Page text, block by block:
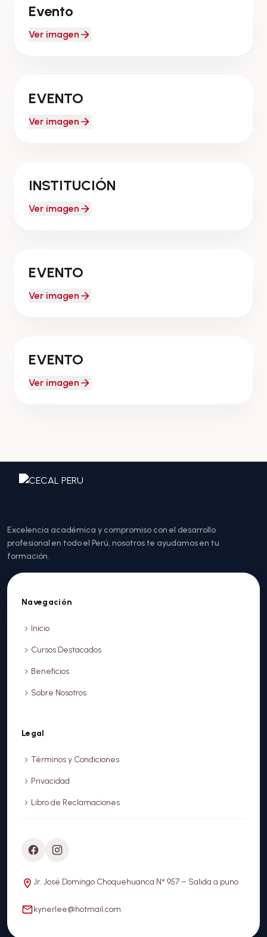
CAPACITACIÓNES
Evento
Ver imagen
ACADÉMICO
EVENTO
Ver imagen
EDUCACIÓN
INSTITUCIÓN
Ver imagen
ACADÉMICO
EVENTO
Ver imagen
CAPACITACIÓNES
EVENTO
Ver imagen
Excelencia académica y compromiso con el desarrollo
profesional en todo el Perú, nosotros te ayudamos en tu
formación.
Navegación
Inicio
Cursos Destacados
Beneficios
Sobre Nosotros
Legal
Términos y Condiciones
Privacidad
Libro de Reclamaciones
Jr. José Domingo Choquehuanca N° 957 – Salida a puno
kynerlee@hotmail.com